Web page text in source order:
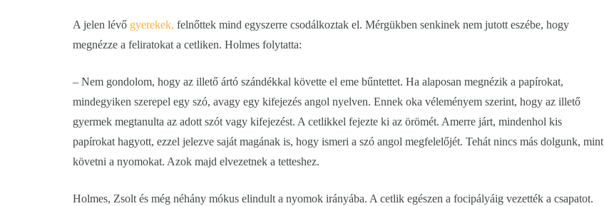
A jelen lévő gyerekek, felnőttek mind egyszerre csodálkoztak el. Mérgükben senkinek nem jutott eszébe, hogy
megnézze a feliratokat a cetliken. Holmes folytatta:
– Nem gondolom, hogy az illető ártó szándékkal követte el eme bűntettet. Ha alaposan megnézik a papírokat,
mindegyiken szerepel egy szó, avagy egy kifejezés angol nyelven. Ennek oka véleményem szerint, hogy az illető
gyermek megtanulta az adott szót vagy kifejezést. A cetlikkel fejezte ki az örömét. Amerre járt, mindenhol kis
papírokat hagyott, ezzel jelezve saját magának is, hogy ismeri a szó angol megfelelőjét. Tehát nincs más dolgunk, mint
követni a nyomokat. Azok majd elvezetnek a tetteshez.
Holmes, Zsolt és még néhány mókus elindult a nyomok irányába. A cetlik egészen a focipályáig vezették a csapatot.